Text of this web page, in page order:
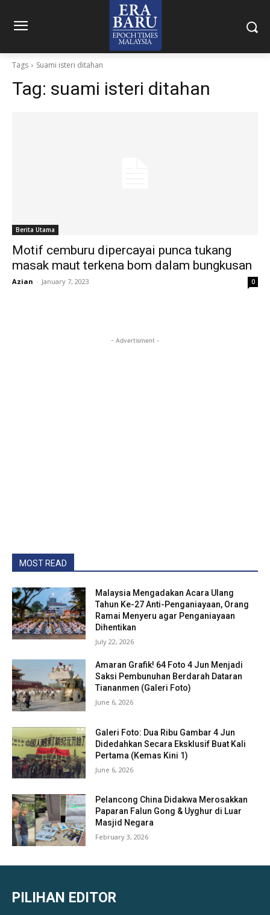
Tags Suami isteri ditahan
Tag: suami isteri ditahan
Berita Utama
Motif cemburu dipercayai punca tukang
masak maut terkena bom dalam bungkusan
Azian - January 7, 2023 0
- Advertisment -
MOST READ
Malaysia Mengadakan Acara Ulang
Tahun Ke-27 Anti-Penganiayaan, Orang
Ramai Menyeru agar Penganiayaan
Dihentikan
July 22, 2026
Amaran Grafik! 64 Foto 4 Jun Menjadi
Saksi Pembunuhan Berdarah Dataran
Tiananmen (Galeri Foto)
June 6, 2026
Galeri Foto: Dua Ribu Gambar 4 Jun
Didedahkan Secara Eksklusif Buat Kali
Pertama (Kemas Kini 1)
June 6, 2026
Pelancong China Didakwa Merosakkan
Paparan Falun Gong & Uyghur di Luar
Masjid Negara
February 3, 2026
PILIHAN EDITOR